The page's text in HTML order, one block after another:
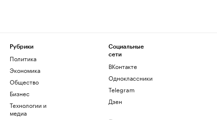
Рубрики
Политика
Экономика
Общество
Бизнес
Технологии и
медиа
Социальные
сети
ВКонтакте
Одноклассники
Telegram
Дзен